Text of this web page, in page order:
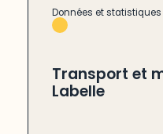
Données et statistiques
Transport et
Labelle